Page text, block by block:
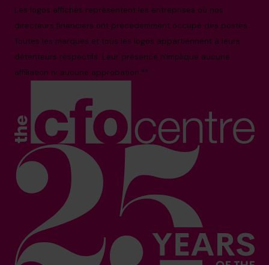
Les logos affichés représentent les entreprises où nos
directeurs financiers ont précédemment occupé des postes.
Toutes les marques et tous les logos appartiennent à leurs
détenteurs respectifs. Leur présence n'implique aucune
affiliation ni aucune approbation.**